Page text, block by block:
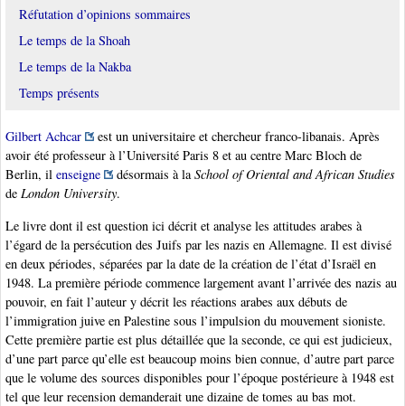
Réfutation d’opinions sommaires
Le temps de la Shoah
Le temps de la Nakba
Temps présents
Gilbert Achcar
est un universitaire et chercheur franco-libanais. Après
avoir été professeur à l’Université Paris 8 et au centre Marc Bloch de
Berlin, il enseigne désormais à laSchool of Oriental and African Studies
de London University.
Le livre dont il est question ici décrit et analyse les attitudes arabes à
l’égard de la persécution des Juifs par les nazis en Allemagne. Il est divisé
en deux périodes, séparées par la date de la création de l’état d’Israël en
1948. La première période commence largement avant l’arrivée des nazis au
pouvoir, en fait l’auteur y décrit les réactions arabes aux débuts de
l’immigration juive en Palestine sous l’impulsion du mouvement sioniste.
Cette première partie est plus détaillée que la seconde, ce qui est judicieux,
d’une part parce qu’elle est beaucoup moins bien connue, d’autre part parce
que le volume des sources disponibles pour l’époque postérieure à 1948 est
tel que leur recension demanderait une dizaine de tomes au bas mot.